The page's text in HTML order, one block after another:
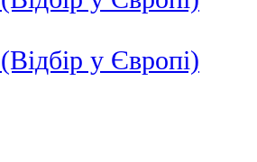
у Європі)